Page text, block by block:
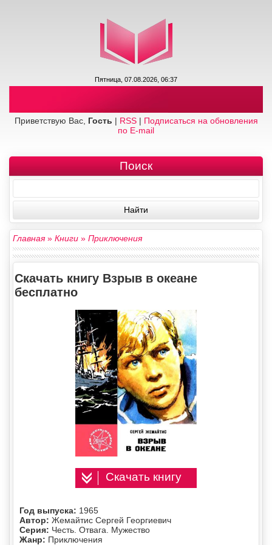
Пятница, 07.08.2026, 06:37
Приветствую Вас, Гость | RSS| Подписаться на обновления
по E-mail
Поиск
Главная» Книги » Приключения
Скачать книгу Взрыв в океане
бесплатно
Скачать книгу
Год выпуска: 1965
Автор: Жемайтис Сергей Георгиевич
Серия: Честь. Отвага. Мужество
Жанр: Приключения